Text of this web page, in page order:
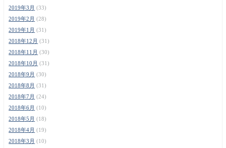
2019年3月 (33)
2019年2月 (28)
2019年1月 (31)
2018年12月 (31)
2018年11月 (30)
2018年10月 (31)
2018年9月 (30)
2018年8月 (31)
2018年7月 (24)
2018年6月 (10)
2018年5月 (18)
2018年4月 (19)
2018年3月 (10)